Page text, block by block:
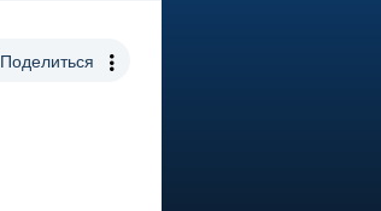
Поделиться